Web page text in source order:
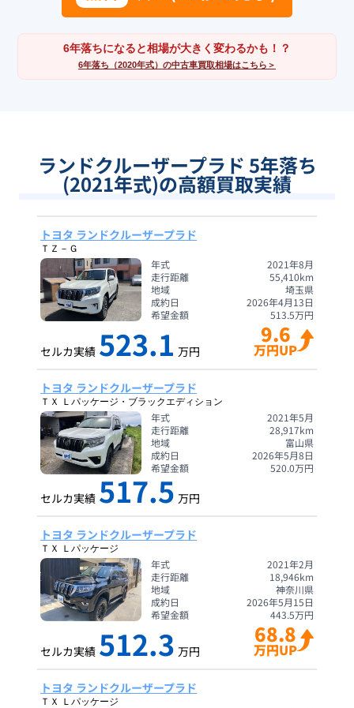
6年落ちになると相場が大きく変わるかも！？
6年落ち（2020年式）の中古車買取相場はこちら＞
ランドクルーザープラド 5年落ち
(2021年式)の高額買取実績
トヨタ ランドクルーザープラド
ＴＺ－Ｇ
年式
2021年8月
走行距離
55,410km
地域
埼玉県
成約日
2026年4月13日
希望金額
513.5万円
セルカ実績 523.1 万円
9.6
万円UP
トヨタ ランドクルーザープラド
ＴＸ Ｌパッケージ・ブラックエディション
年式
2021年5月
走行距離
28,917km
地域
富山県
成約日
2026年5月8日
希望金額
520.0万円
セルカ実績 517.5 万円
トヨタ ランドクルーザープラド
ＴＸ Ｌパッケージ
年式
2021年2月
走行距離
18,946km
地域
神奈川県
成約日
2026年5月15日
希望金額
443.5万円
セルカ実績 512.3 万円
68.8
万円UP
トヨタ ランドクルーザープラド
ＴＸ Ｌパッケージ